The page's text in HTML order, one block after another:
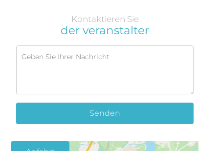
Kontaktieren Sie
der veranstalter
Senden